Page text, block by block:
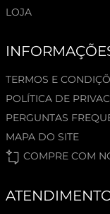
LOJA
TERMOS E
POLÍTICA DE
PERGUNTAS
MAPA DO SITE
COMPRE COM